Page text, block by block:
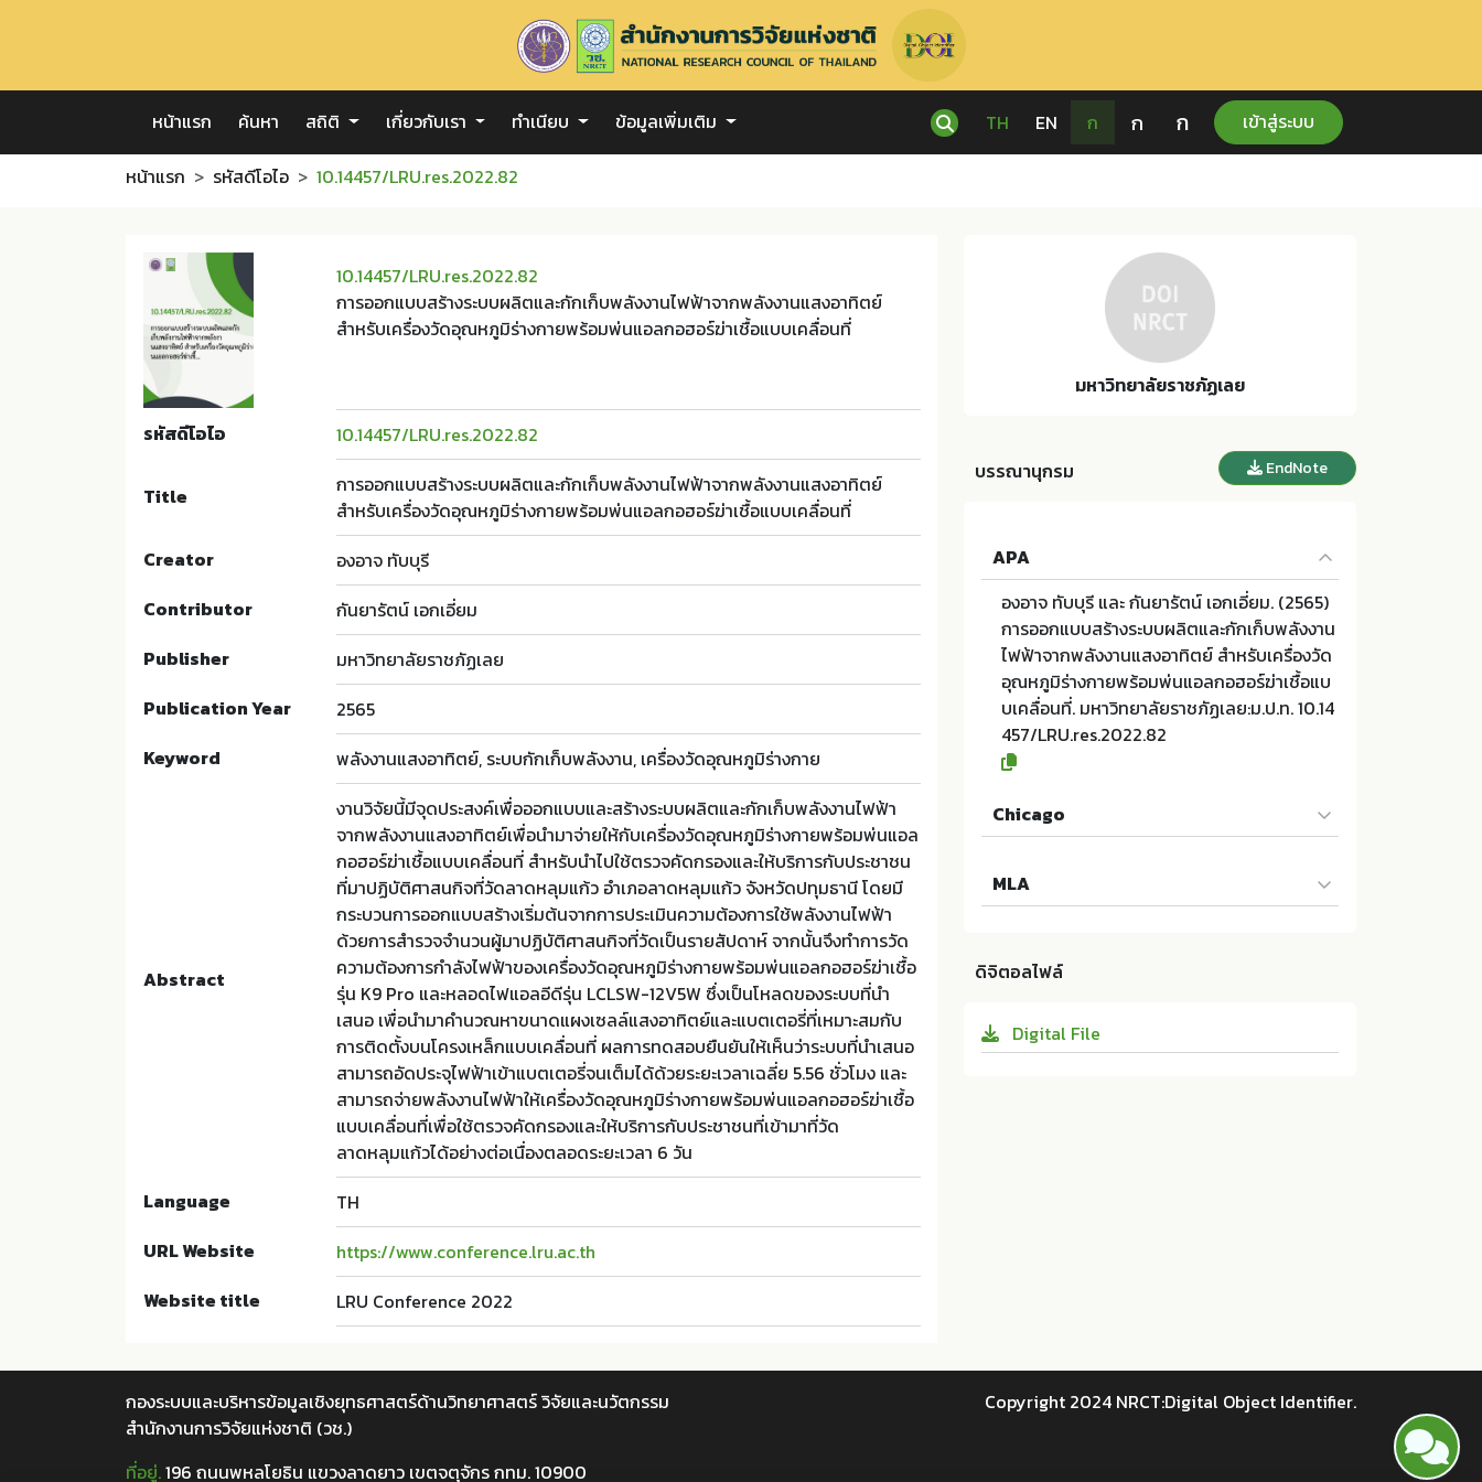
หน้าแรก ค้นหา สถิติ เกี่ยวกับเรา ทำเนียบ ข้อมูลเพิ่มเติม TH EN ก ก ก เข้าสู่ระบบ
หน้าแรก รหัสดีโอไอ 10.14457/LRU.res.2022.82
10.14457/LRU.res.2022.82
การออกแบบสร้างระบบผลิตและกักเก็บพลังงานไฟฟ้าจากพลังงานแสงอาทิตย์
สำหรับเครื่องวัดอุณหภูมิร่างกายพร้อมพ่นแอลกอฮอร์ฆ่าเชื้อแบบเคลื่อนที่
รหัสดีโอไอ 10.14457/LRU.res.2022.82
Title
การออกแบบสร้างระบบผลิตและกักเก็บพลังงานไฟฟ้าจากพลังงานแสงอาทิตย์
สำหรับเครื่องวัดอุณหภูมิร่างกายพร้อมพ่นแอลกอฮอร์ฆ่าเชื้อแบบเคลื่อนที่
Creator
องอาจ ทับบุรี
Contributor
กันยารัตน์ เอกเอี่ยม
Publisher
มหาวิทยาลัยราชภัฏเลย
Publication Year
2565
Keyword
พลังงานแสงอาทิตย์, ระบบกักเก็บพลังงาน, เครื่องวัดอุณหภูมิร่างกาย
Abstract
งานวิจัยนี้มีจุดประสงค์เพื่อออกแบบและสร้างระบบผลิตและกักเก็บพลังงานไฟฟ้า
จากพลังงานแสงอาทิตย์เพื่อนำมาจ่ายให้กับเครื่องวัดอุณหภูมิร่างกายพร้อมพ่นแอล
กอฮอร์ฆ่าเชื้อแบบเคลื่อนที่ สำหรับนำไปใช้ตรวจคัดกรองและให้บริการกับประชาชน
ที่มาปฏิบัติศาสนกิจที่วัดลาดหลุมแก้ว อำเภอลาดหลุมแก้ว จังหวัดปทุมธานี โดยมี
กระบวนการออกแบบสร้างเริ่มต้นจากการประเมินความต้องการใช้พลังงานไฟฟ้า
ด้วยการสำรวจจำนวนผู้มาปฏิบัติศาสนกิจที่วัดเป็นรายสัปดาห์ จากนั้นจึงทำการวัด
ความต้องการกำลังไฟฟ้าของเครื่องวัดอุณหภูมิร่างกายพร้อมพ่นแอลกอฮอร์ฆ่าเชื้อ
รุ่น K9 Pro และหลอดไฟแอลอีดีรุ่น LCLSW-12V5W ซึ่งเป็นโหลดของระบบที่นำ
เสนอ เพื่อนำมาคำนวณหาขนาดแผงเซลล์แสงอาทิตย์และแบตเตอรี่ที่เหมาะสมกับ
การติดตั้งบนโครงเหล็กแบบเคลื่อนที่ ผลการทดสอบยืนยันให้เห็นว่าระบบที่นำเสนอ
สามารถอัดประจุไฟฟ้าเข้าแบตเตอรี่จนเต็มได้ด้วยระยะเวลาเฉลี่ย 5.56 ชั่วโมง และ
สามารถจ่ายพลังงานไฟฟ้าให้เครื่องวัดอุณหภูมิร่างกายพร้อมพ่นแอลกอฮอร์ฆ่าเชื้อ
แบบเคลื่อนที่เพื่อใช้ตรวจคัดกรองและให้บริการกับประชาชนที่เข้ามาที่วัด
ลาดหลุมแก้วได้อย่างต่อเนื่องตลอดระยะเวลา 6 วัน
Language
TH
URL Website
https://www.conference.lru.ac.th
Website title
LRU Conference 2022
มหาวิทยาลัยราชภัฏเลย
บรรณานุกรม EndNote
APA
องอาจ ทับบุรี และ กันยารัตน์ เอกเอี่ยม. (2565)
การออกแบบสร้างระบบผลิตและกักเก็บพลังงาน
ไฟฟ้าจากพลังงานแสงอาทิตย์ สำหรับเครื่องวัด
อุณหภูมิร่างกายพร้อมพ่นแอลกอฮอร์ฆ่าเชื้อแบ
บเคลื่อนที่. มหาวิทยาลัยราชภัฏเลย:ม.ป.ท. 10.14
457/LRU.res.2022.82
Chicago
ารออกแบบสร้างระบบผลิตและกักเก็บพลังงานไ
ฟฟ้าจากพลังงานแสงอาทิตย์ สำหรับเครื่องวัดอุ
คลื่อนที่. ม.ป.ท.:มหาวิทยาลัยราชภัฏเลย; 10.144
MLA
กพลังงานแสงอาทิตย์ สำหรับเครื่องวัดอุณหภูมิ
ที่. ม.ป.ท.:มหาวิทยาลัยราชภัฏเลย, 2565. Print.
10.14457/LRU.res.2022.82
ดิจิตอลไฟล์
Digital File
กองระบบและบริหารข้อมูลเชิงยุทธศาสตร์ด้านวิทยาศาสตร์ วิจัยและนวัตกรรม
สำนักงานการวิจัยแห่งชาติ (วช.)
ที่อยู่.196 ถนนพหลโยธิน แขวงลาดยาว เขตจตุจักร กทม. 10900
Copyright 2024 NRCT:Digital Object Identifier.